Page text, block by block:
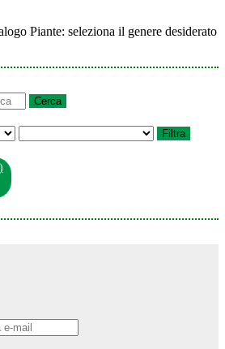
Piante: seleziona il genere desiderato
)